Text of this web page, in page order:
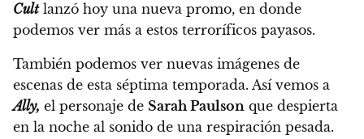
Cultlanzó hoy una nueva promo, en donde
podemos ver más a estos terroríficos payasos.
También podemos ver nuevas imágenes de
escenas de esta séptima temporada. Así vemos a
Ally, el personaje de Sarah Paulson que despierta
en la noche al sonido de una respiración pesada.